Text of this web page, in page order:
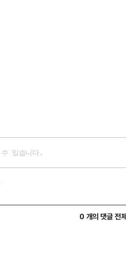
0 개의 댓글 전